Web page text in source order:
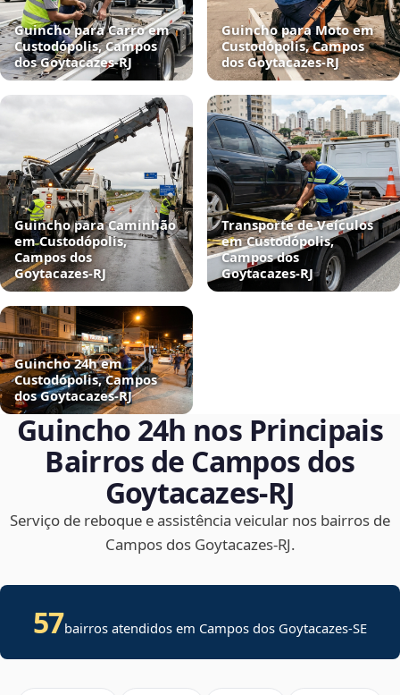
Guincho para Carro em
Custodópolis, Campos
dos Goytacazes‑RJ
Guincho para Moto em
Custodópolis, Campos
dos Goytacazes‑RJ
Guincho para Caminhão
em Custodópolis,
Campos dos
Goytacazes‑RJ
Transporte de Veículos
em Custodópolis,
Campos dos
Goytacazes‑RJ
Guincho 24h em
Custodópolis, Campos
dos Goytacazes‑RJ
Guincho 24h nos Principais
Bairros de Campos dos
Goytacazes‑RJ
Serviço de reboque e assistência veicular nos bairros de
Campos dos Goytacazes‑RJ.
57bairros atendidos em Campos dos Goytacazes-SE